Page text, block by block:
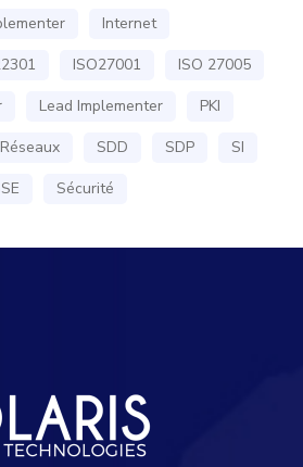
Internet
ISO27001
ISO 27005
Lead Implementer
PKI
Réseaux SDD SDP
SI
Sécurité